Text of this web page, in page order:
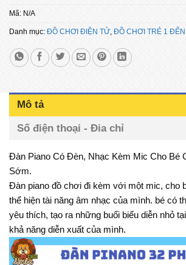
Mã: N/A
Danh mục: ĐỒ CHƠI ĐIỆN TỬ, ĐỒ CHƠI TRẺ 1 ĐẾN
Mô tả
Số điện thoại - Đia chỉ
Đàn Piano Có Đèn, Nhạc Kèm Mic Cho Bé
Sớm.
Đàn piano đồ chơi đi kèm với một mic, cho
thể hiện tài năng âm nhạc của mình. bé có
yêu thích, tạo ra những buổi biểu diễn nhỏ
khả năng diễn xuất của mình.